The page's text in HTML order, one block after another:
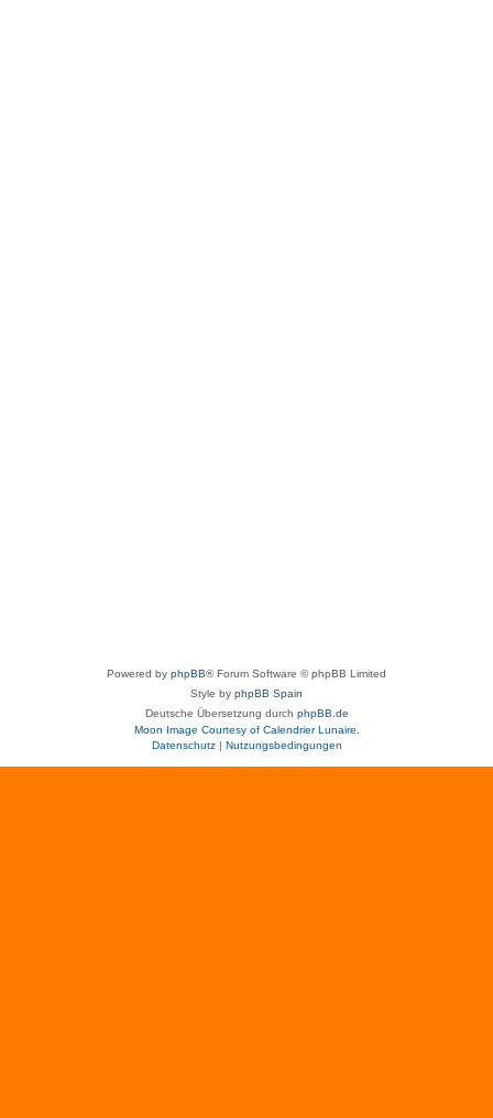
Powered by phpBB® Forum Software © phpBB Limited
Style by phpBB Spain
Deutsche Übersetzung durch phpBB.de
Moon Image Courtesy of Calendrier Lunaire.
Datenschutz| Nutzungsbedingungen